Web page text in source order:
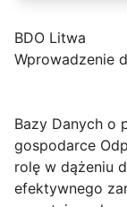
BDO Litwa
Wprowadzenie
Bazy Danych o
gospodarce
rolę w dążeniu
efektywnego